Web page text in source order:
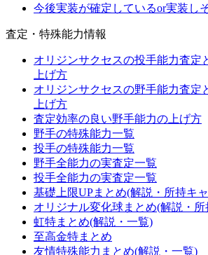
今後実装が確定しているor実装し
査定・特殊能力情報
オリジンサクセスの投手能力査定
上げ方
オリジンサクセスの野手能力査定
上げ方
査定効率の良い野手能力の上げ方
野手の特殊能力一覧
投手の特殊能力一覧
野手全能力の実査定一覧
投手全能力の実査定一覧
基礎上限UPまとめ(解説・所持キ
オリジナル変化球まとめ(解説・
虹特まとめ(解説・一覧)
至高金特まとめ
友情特殊能力まとめ(解説・一覧)